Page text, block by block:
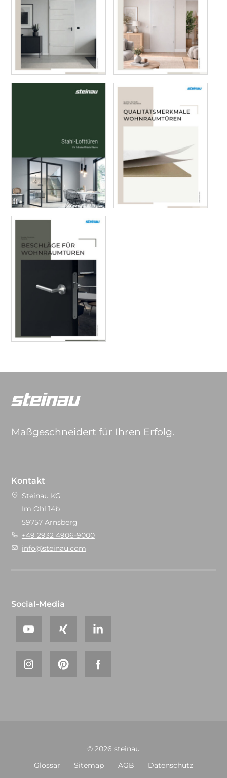
Maßgeschneidert für Ihren Erfolg.
Kontakt
Steinau KG
Im Ohl 14b
59757 Arnsberg
+49 2932 4906-9000
info@steinau.com
Social-Media
© 2026 steinau
Glossar Sitemap AGB Datenschutz